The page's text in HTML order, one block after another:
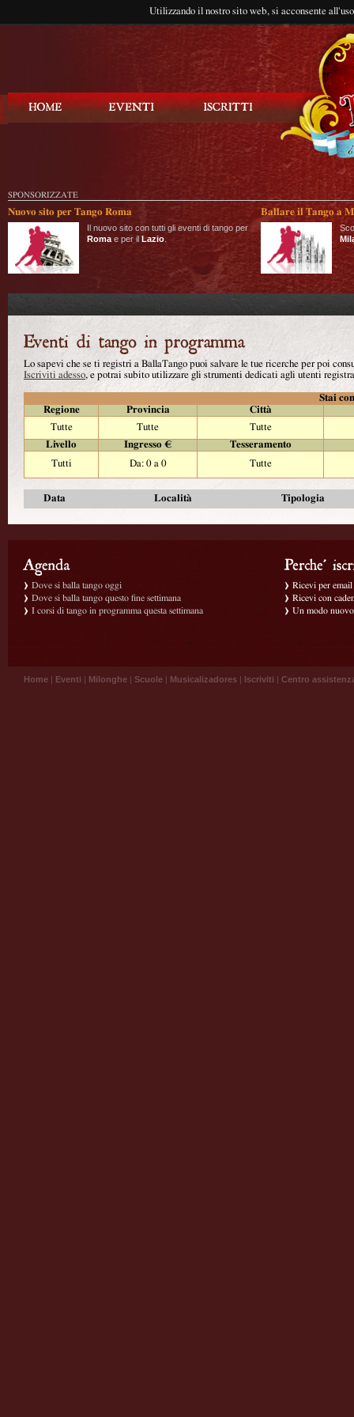
Utilizzando il nostro sito web, si acconsente
SPONSORIZZATE
Nuovo sito per Tango Roma
Il nuovo sito con tutti gli eventi di tango per
Roma e per il Lazio
Ballare il Tango a
Lo sapevi che se ti registri a BallaTango puoi salvare le tue ricerche per poi
Iscriviti adesso, e potrai subito utilizzare gli strumenti dedicati agli utenti
Stai
Regione
Provincia
Città
Tutte
Tutte
Tutte
Livello
Ingresso €
Tesseramento
Tutti
Da: 0 a 0 Tutte
Data Località Tipologia
Dove si balla tango oggi
Dove si balla tango questo fine settimana
I corsi di tango in programma questa settimana
Ricevi per
Ricevi con
Un modo
Home | Eventi | Milonghe | Scuole | Musicalizadores | Iscriviti | Centro